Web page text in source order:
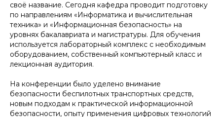
своё название. Сегодня кафедра проводит подготовку
по направлениям «Информатика и вычислительная
техника» и «Информационная безопасность» на
уровнях бакалавриата и магистратуры. Для обучения
используется лабораторный комплекс с необходимым
оборудованием, собственный компьютерный класс и
лекционная аудитория.
На конференции было уделено внимание
безопасности беспилотных транспортных средств,
новым подходам к практической информационной
безопасности, опыту применения цифровых технологий